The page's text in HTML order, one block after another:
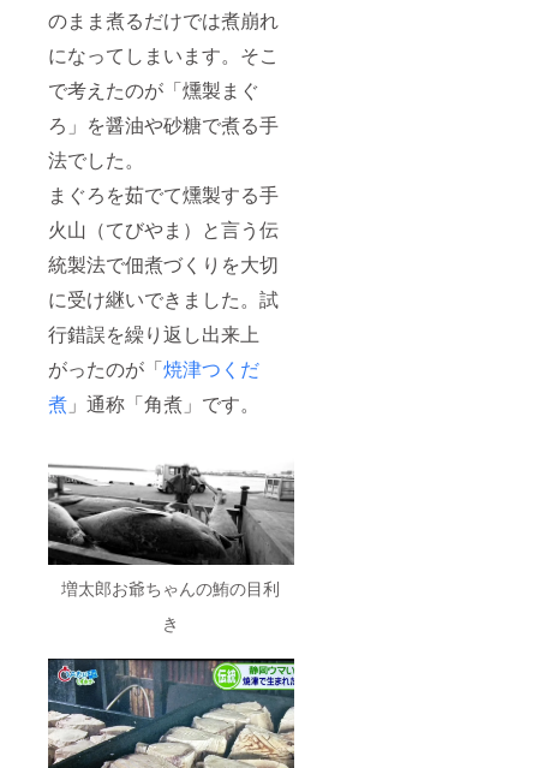
のまま煮るだけでは煮崩れ
になってしまいます。そこ
で考えたのが「燻製まぐ
ろ」を醤油や砂糖で煮る手
法でした。
まぐろを茹でて燻製する手
火山（てびやま）と言う伝
統製法で佃煮づくりを大切
に受け継いできました。試
行錯誤を繰り返し出来上
がったのが「焼津つくだ
煮 」通称「角煮」です。
増太郎お爺ちゃんの鮪の目利
き